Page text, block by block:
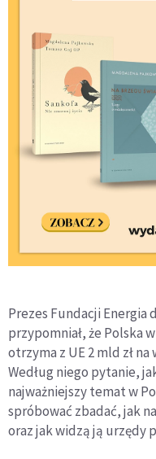
Prezes Fundacji Energia
przypomniał, że Polska
otrzyma z UE 2 mld zł
Według niego pytanie,
najważniejszy temat w
spróbować zbadać, jak
oraz jak widzą ją urzędy